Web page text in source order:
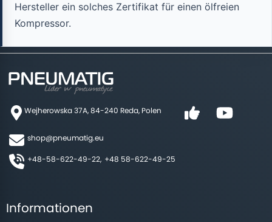
Hersteller ein solches Zertifikat für einen ölfreien
Kompressor.
Wejherowska 37A, 84-240 Reda, Polen
shop@pneumatig.eu
+48-58-622-49-22, +48 58-622-49-25
Informationen